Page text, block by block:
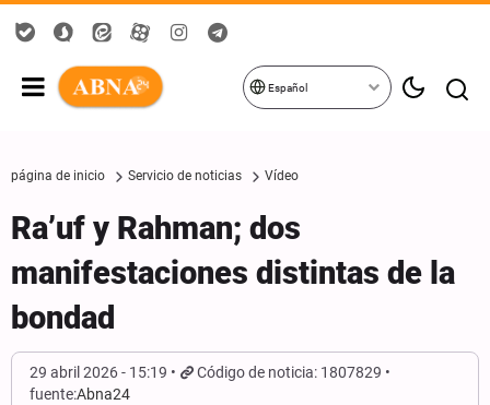
Español
página de inicio Servicio de noticias Vídeo
Ra’uf y Rahman; dos
manifestaciones distintas de la
bondad
29 abril 2026 - 15:19
Código de noticia: 1807829
fuente:Abna24